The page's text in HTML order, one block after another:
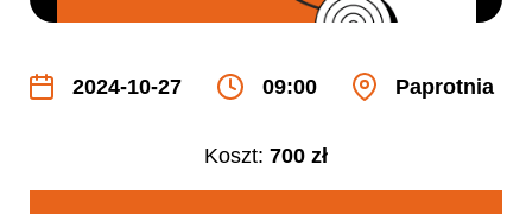
2024-10-27 09:00 Paprotnia
Koszt: 700 zł